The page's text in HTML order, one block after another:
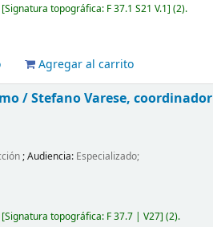
Signatura topográfica: F 37.1 S21 V.1 (2).
Agregar al carrito
/Stefano Varese, coordinador
; Audiencia: Especializado;
Signatura topográfica: F 37.7 | V27 (2).